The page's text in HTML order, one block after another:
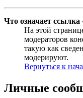
Что означает
На этой
модераторов
такую как
модерируют.
Вернуться к
Личные